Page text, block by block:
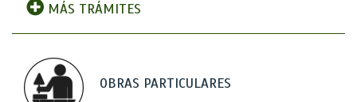
MÁS TRÁMITES
OBRAS PARTICULARES